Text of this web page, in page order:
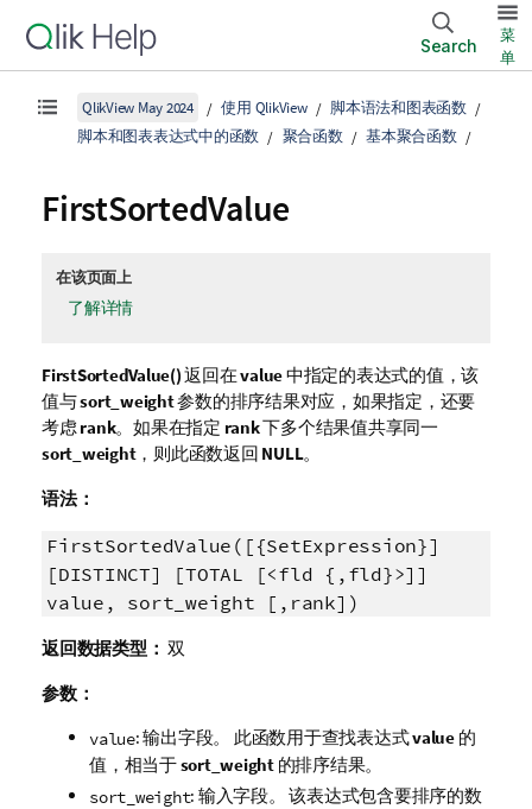
Search
菜
单
QlikView May 2024 使用 QlikView
脚本语法和图表函数
脚本和图表表达式中的函数
聚合函数 基本聚合函数
FirstSortedValue
在该页面上
了解详情
FirstSortedValue()返回在value中指定的表达式的值，该
值与sort_weight参数的排序结果对应，如果指定，还要
考虑rank。如果在指定 rank下多个结果值共享同一
sort_weight，则此函数返回 NULL。
语法：
FirstSortedValue([{SetExpression}]
[DISTINCT] [TOTAL [<fld {,fld}>]]
value, sort_weight [,rank])
返回数据类型： 双
参数：
value: 输出字段。 此函数用于查找表达式value的
值，相当于sort_weight的排序结果。
sort_weight: 输入字段。 该表达式包含要排序的数